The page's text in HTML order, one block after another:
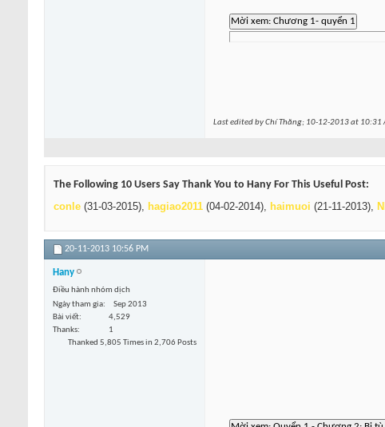
Last edited by Chí Thăng; 10-12-2013 at 10:31
The Following 10 Users Say Thank You to Hany For This Useful Post:
conle (31-03-2015), hagiao2011 (04-02-2014), haimuoi (21-11-2013),
20-11-2013 10:56 PM
Hany
Điều hành nhóm dịch
Ngày tham gia
Sep 2013
Bài viết
4,529
Thanks
1
Thanked 5,805 Times in 2,706 Posts